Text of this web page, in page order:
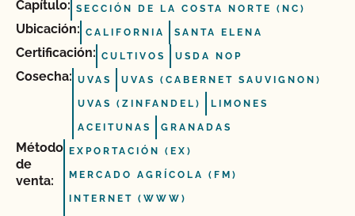
Capítulo: SECCIÓN DE LA COSTA NORTE (NC)
Ubicación: CALIFORNIA SANTA ELENA
Certificación: CULTIVOS USDA NOP
Cosecha: UVAS UVAS (CABERNET SAUVIGNON)
UVAS (ZINFANDEL) LIMONES
ACEITUNAS GRANADAS
Método
de
venta:
EXPORTACIÓN (EX)
MERCADO AGRÍCOLA (FM)
INTERNET (WWW)